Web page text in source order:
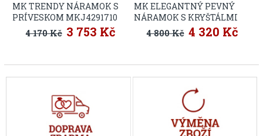
MK TRENDY NÁRAMOK S
PRÍVESKOM MKJ4291710
4 170 Kč 3 753 Kč
MK ELEGANTNÝ PEVNÝ
NÁRAMOK S KRYŠTÁLMI
MKJ4860791
4 800 Kč 4 320 Kč